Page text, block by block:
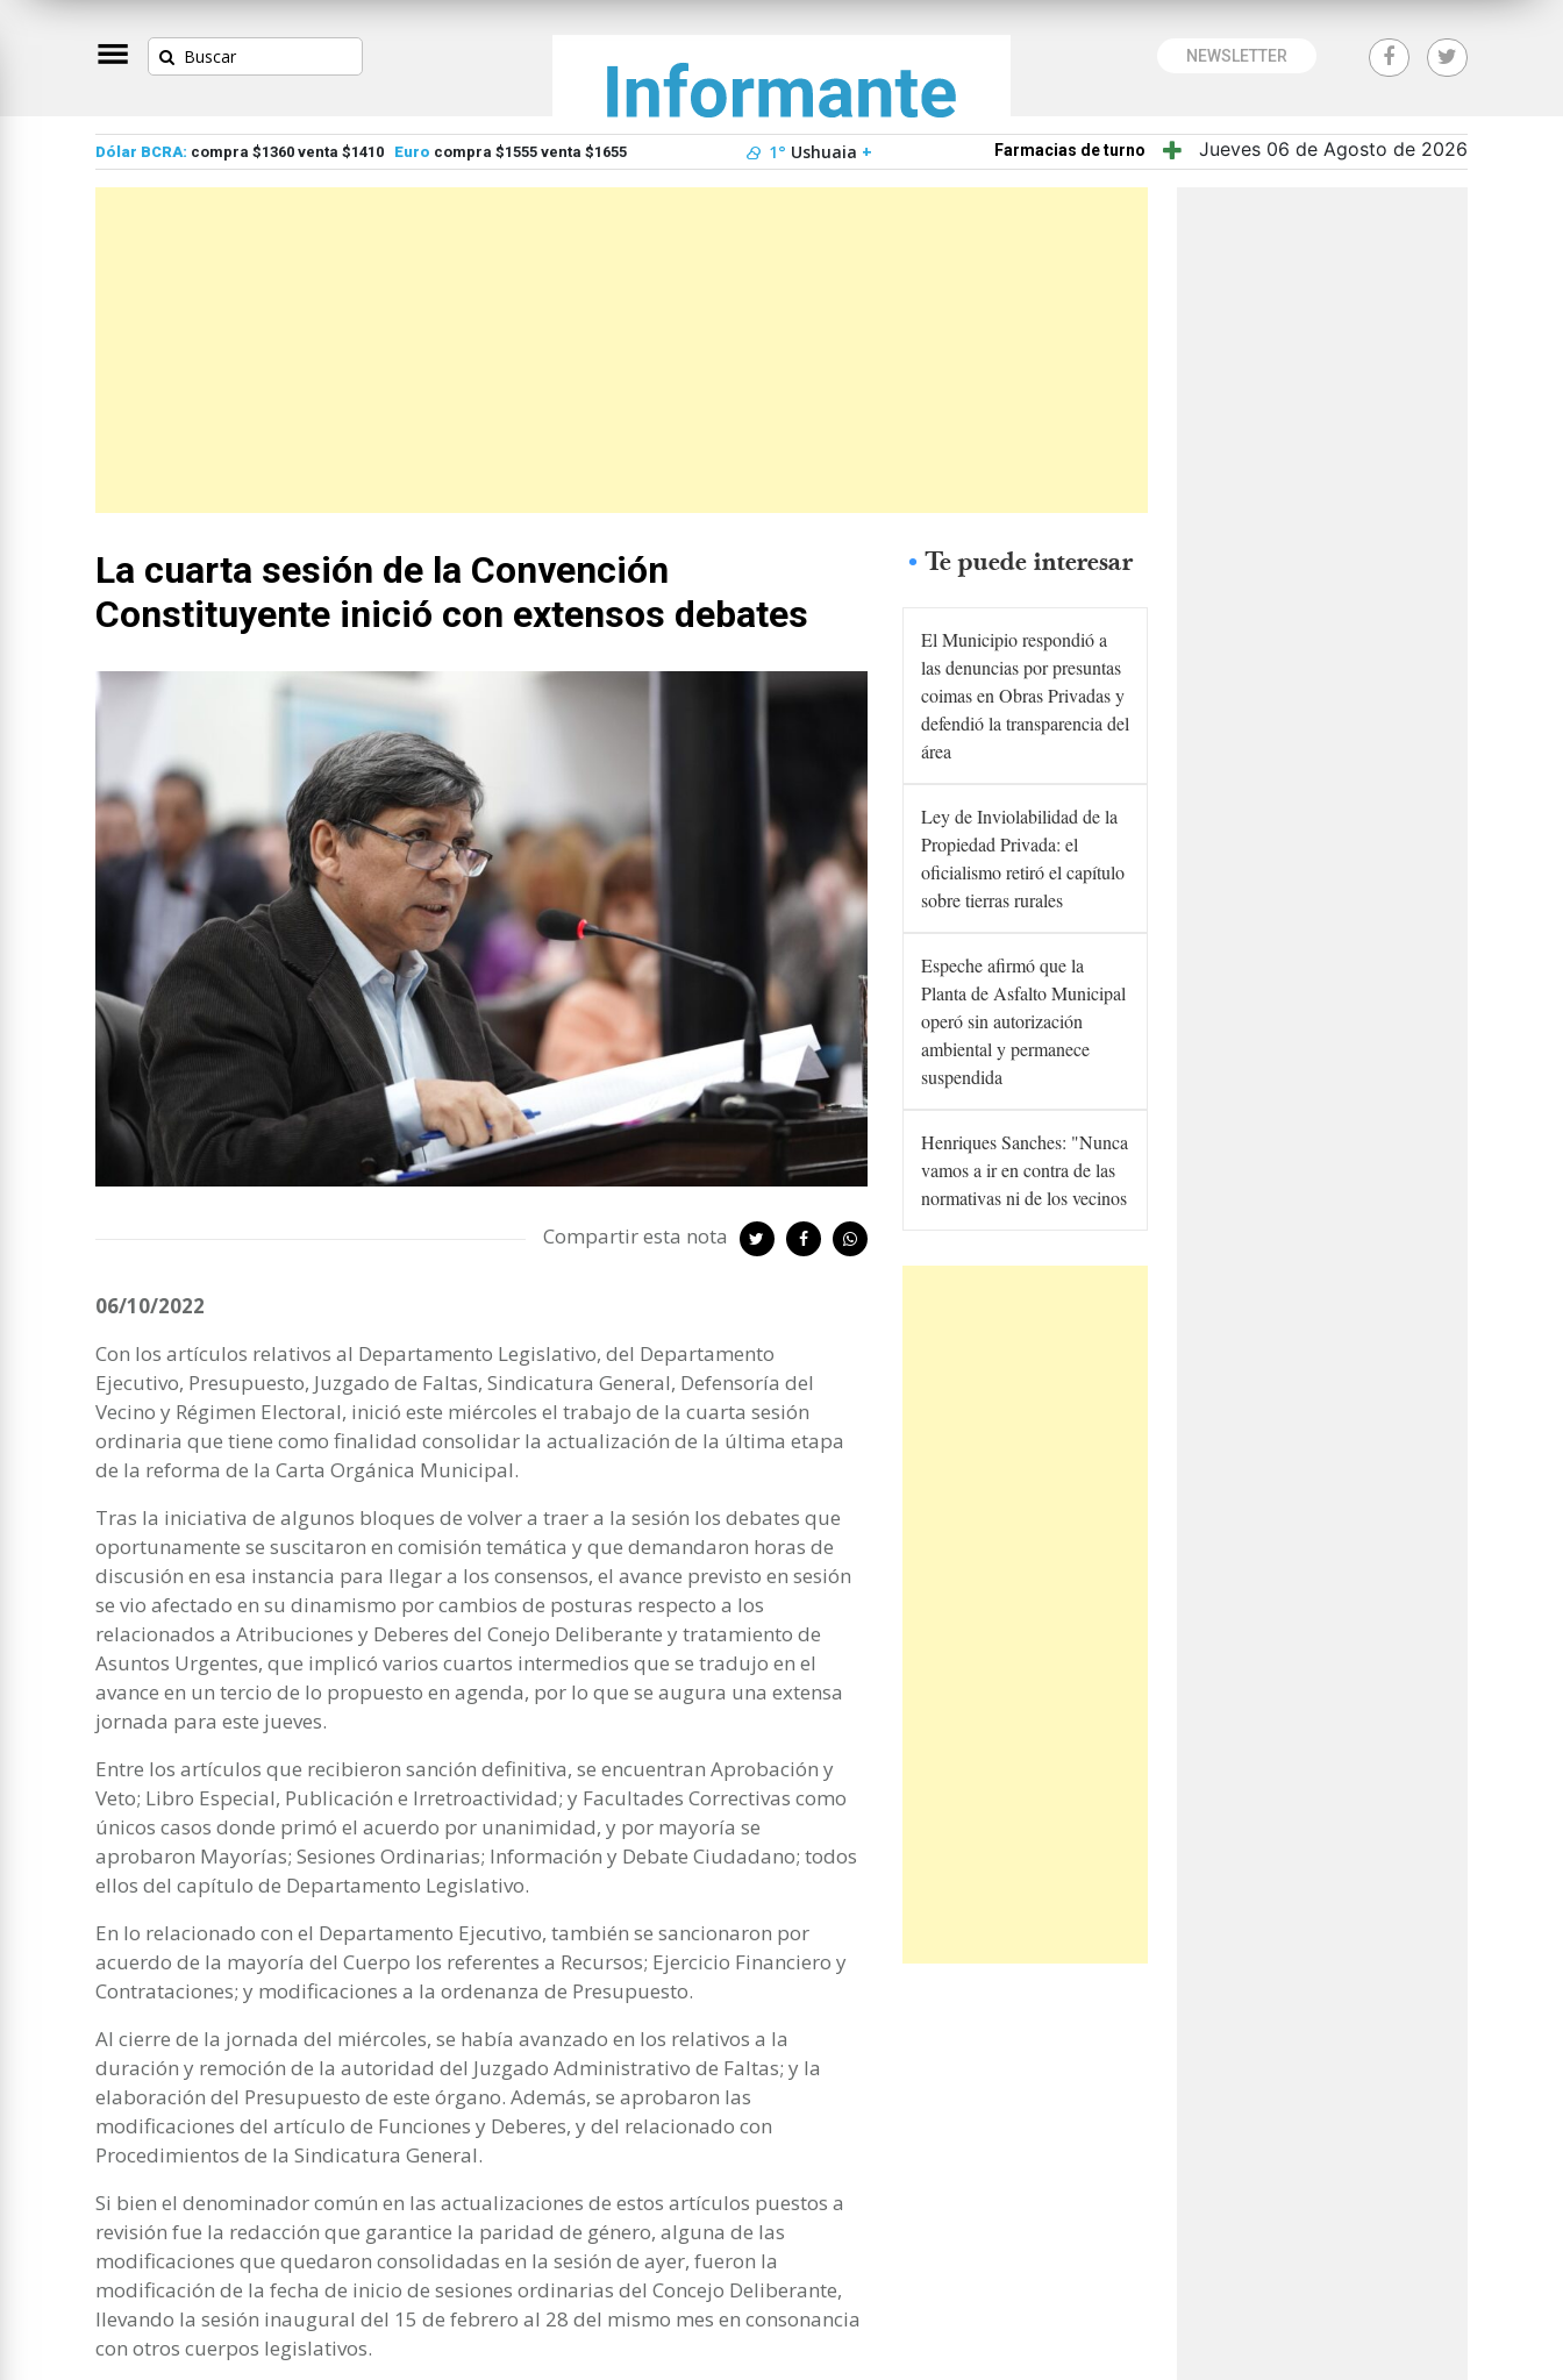
NEWSLETTER
Dólar BCRA: compra $1360 venta $1410 Euro compra $1555 venta $1655 1° Ushuaia + Farmacias de turno Jueves 06 de Agosto de 2026
La cuarta sesión de la Convención
Constituyente inició con extensos debates
Compartir esta nota
06/10/2022
Con los artículos relativos al Departamento Legislativo, del Departamento
Ejecutivo, Presupuesto, Juzgado de Faltas, Sindicatura General, Defensoría del
Vecino y Régimen Electoral, inició este miércoles el trabajo de la cuarta sesión
ordinaria que tiene como finalidad consolidar la actualización de la última etapa
de la reforma de la Carta Orgánica Municipal.
Tras la iniciativa de algunos bloques de volver a traer a la sesión los debates que
oportunamente se suscitaron en comisión temática y que demandaron horas de
discusión en esa instancia para llegar a los consensos, el avance previsto en sesión
se vio afectado en su dinamismo por cambios de posturas respecto a los
relacionados a Atribuciones y Deberes del Conejo Deliberante y tratamiento de
Asuntos Urgentes, que implicó varios cuartos intermedios que se tradujo en el
avance en un tercio de lo propuesto en agenda, por lo que se augura una extensa
jornada para este jueves.
Entre los artículos que recibieron sanción definitiva, se encuentran Aprobación y
Veto; Libro Especial, Publicación e Irretroactividad; y Facultades Correctivas como
únicos casos donde primó el acuerdo por unanimidad, y por mayoría se
aprobaron Mayorías; Sesiones Ordinarias; Información y Debate Ciudadano; todos
ellos del capítulo de Departamento Legislativo.
En lo relacionado con el Departamento Ejecutivo, también se sancionaron por
acuerdo de la mayoría del Cuerpo los referentes a Recursos; Ejercicio Financiero y
Contrataciones; y modificaciones a la ordenanza de Presupuesto.
Al cierre de la jornada del miércoles, se había avanzado en los relativos a la
duración y remoción de la autoridad del Juzgado Administrativo de Faltas; y la
elaboración del Presupuesto de este órgano. Además, se aprobaron las
modificaciones del artículo de Funciones y Deberes, y del relacionado con
Procedimientos de la Sindicatura General.
Si bien el denominador común en las actualizaciones de estos artículos puestos a
revisión fue la redacción que garantice la paridad de género, alguna de las
modificaciones que quedaron consolidadas en la sesión de ayer, fueron la
modificación de la fecha de inicio de sesiones ordinarias del Concejo Deliberante,
llevando la sesión inaugural del 15 de febrero al 28 del mismo mes en consonancia
con otros cuerpos legislativos.
Te puede interesar
El Municipio respondió a
las denuncias por presuntas
coimas en Obras Privadas y
defendió la transparencia del
área
Ley de Inviolabilidad de la
Propiedad Privada: el
oficialismo retiró el capítulo
sobre tierras rurales
Espeche afirmó que la
Planta de Asfalto Municipal
operó sin autorización
ambiental y permanece
suspendida
Henriques Sanches: "Nunca
vamos a ir en contra de las
normativas ni de los vecinos